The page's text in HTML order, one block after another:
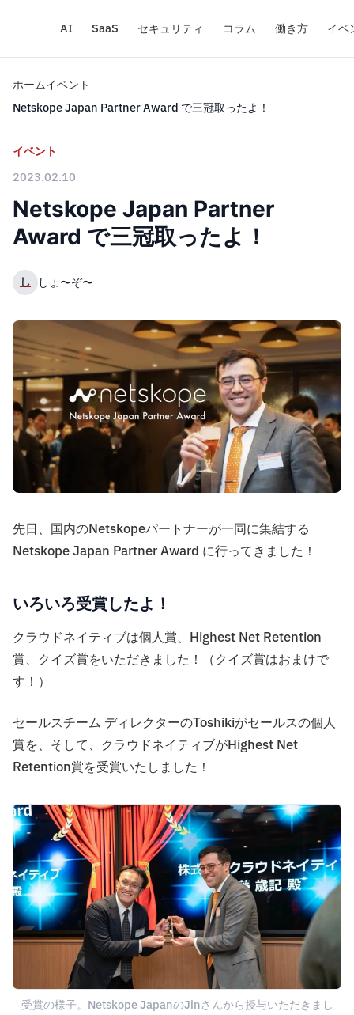
AI SaaS セキュリティ コラム 働き方 イベ
ホームイベント
Netskope Japan Partner Award で三冠取ったよ！
イベント
2023.02.10
Netskope Japan Partner
Award で三冠取ったよ！
し しょ〜ぞ〜
先日、国内のNetskopeパートナーが一同に集結する
Netskope Japan Partner Award に行ってきました！
いろいろ受賞したよ！
クラウドネイティブは個人賞、Highest Net Retention
賞、クイズ賞をいただきました！（クイズ賞はおまけで
す！）
セールスチーム ディレクターのToshikiがセールスの個人
賞を、そして、クラウドネイティブがHighest Net
Retention賞を受賞いたしました！
受賞の様子。Netskope JapanのJinさんから授与いただきまし